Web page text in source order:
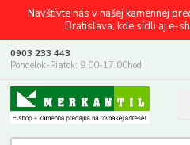
Navštívte nás v našej kamennej
Bratislava, kde sídli aj e-
0903 233 443
Pondelok-Piatok: 9.00-17.00hod.